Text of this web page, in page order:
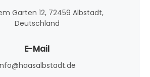
Garten 12, 72459 Albstadt,
Deutschland
E-Mail